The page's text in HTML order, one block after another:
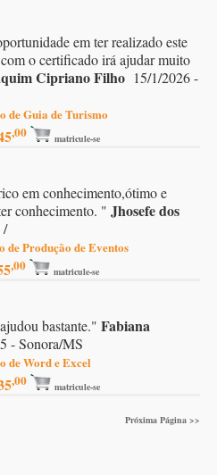
em ter realizado este
o certificado irá ajudar muito
Cipriano Filho 15/1/2026 -
de Guia de Turismo
,00 matricule-se
em conhecimento,ótimo e
conhecimento. " Jhosefe dos
/
de Produção de Eventos
,00 matricule-se
bastante." Fabiana
- Sonora/MS
de Word e Excel
,00 matricule-se
Próxima Página >>